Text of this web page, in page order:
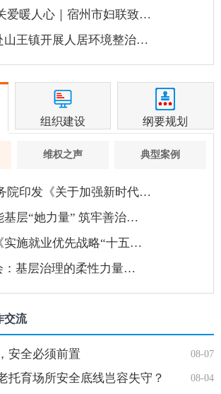
爱暖人心｜宿州市妇联致…
山王镇开展人居环境整治…
组织建设 纲要规划
维权之声 典型案例
院印发《关于加强新时代…
基层“她力量” 筑牢善治…
实施就业优先战略“十五…
：基层治理的柔性力量…
交流
08-07
安全必须前置
08-04
托育场所安全底线岂容失守？